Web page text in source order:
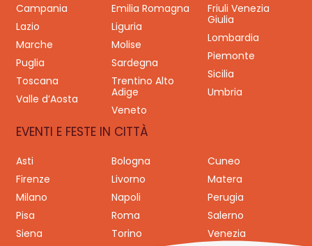
Campania
Emilia Romagna
Friuli Venezia
Giulia
Lazio
Liguria
Lombardia
Marche
Molise
Piemonte
Puglia
Sardegna
Sicilia
Toscana
Trentino Alto
Adige
Umbria
Valle d’Aosta
Veneto
EVENTI E FESTE IN CITTÀ
Asti Bologna
Cuneo
Firenze
Livorno
Matera
Milano
Napoli
Perugia
Pisa
Roma
Salerno
Siena
Torino Venezia